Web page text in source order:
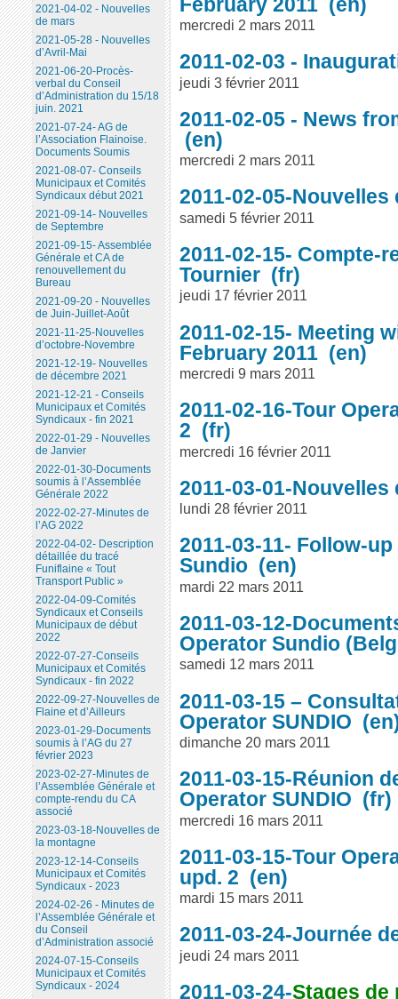
mercredi 2 mars 2011
2011-02-03 -
jeudi 3 février 2011
2011-02-05 - News
mercredi 2 mars 2011
2011-02-05-
samedi 5 février 2011
2011-02-15- Compte-
Tournier
jeudi 17 février 2011
2011-02-15- Meeting
February 2011
mercredi 9 mars 2011
2011-02-16-Tour
2
mercredi 16 février 2011
2011-03-01-
lundi 28 février 2011
2011-03-11- Follow-
Sundio
mardi 22 mars 2011
2011-03-12-
Operator Sundio
samedi 12 mars 2011
2011-03-15 –
Operator SUNDIO
dimanche 20 mars 2011
2011-03-15-Réunion
Operator SUNDIO
mercredi 16 mars 2011
2011-03-15-Tour
upd. 2
mardi 15 mars 2011
2011-03-24-Journée
jeudi 24 mars 2011
2011-03-24-Stages de
2021-04-02 - Nouvelles
de mars
2021-05-28 - Nouvelles
d’Avril-Mai
2021-06-20-Procès-
verbal du Conseil
d’Administration du 15/18
juin. 2021
2021-07-24- AG de
l’Association Flainoise.
Documents Soumis
2021-08-07- Conseils
Municipaux et Comités
Syndicaux début 2021
2021-09-14- Nouvelles
de Septembre
2021-09-15- Assemblée
Générale et CA de
renouvellement du
Bureau
2021-09-20 - Nouvelles
de Juin-Juillet-Août
2021-11-25-Nouvelles
d’octobre-Novembre
2021-12-19- Nouvelles
de décembre 2021
2021-12-21 - Conseils
Municipaux et Comités
Syndicaux - fin 2021
2022-01-29 - Nouvelles
de Janvier
2022-01-30-Documents
soumis à l’Assemblée
Générale 2022
2022-02-27-Minutes de
l’AG 2022
2022-04-02- Description
détaillée du tracé
Funiflaine « Tout
Transport Public »
2022-04-09-Comités
Syndicaux et Conseils
Municipaux de début
2022
2022-07-27-Conseils
Municipaux et Comités
Syndicaux - fin 2022
2022-09-27-Nouvelles de
Flaine et d’Ailleurs
2023-01-29-Documents
soumis à l’AG du 27
février 2023
2023-02-27-Minutes de
l’Assemblée Générale et
compte-rendu du CA
associé
2023-03-18-Nouvelles de
la montagne
2023-12-14-Conseils
Municipaux et Comités
Syndicaux - 2023
2024-02-26 - Minutes de
l’Assemblée Générale et
du Conseil
d’Administration associé
2024-07-15-Conseils
Municipaux et Comités
Syndicaux - 2024